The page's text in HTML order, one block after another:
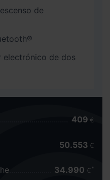
de
electrónico de dos
409 €
50.553 €
34.990 €